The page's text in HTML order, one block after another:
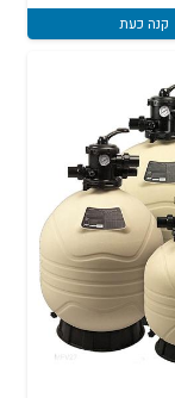
קנה כעת